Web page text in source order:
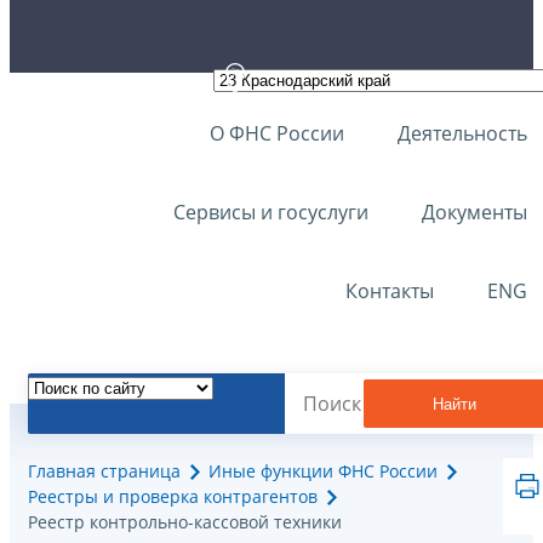
О ФНС России Деятельность
Сервисы и госуслуги Документы
Контакты ENG
Найти
Главная страница
Иные функции ФНС России
Реестры и проверка контрагентов
Реестр контрольно-кассовой техники